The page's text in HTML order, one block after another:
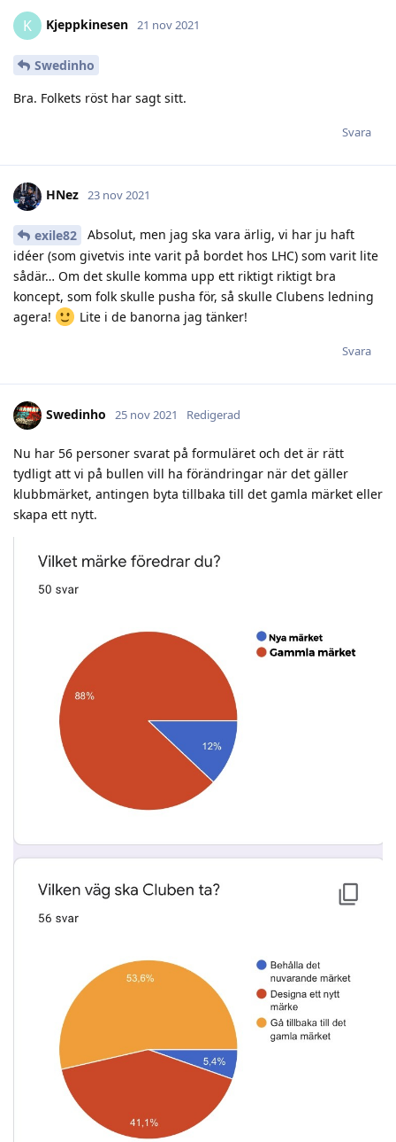
K Kjeppkinesen 21 nov 2021
Swedinho
Bra. Folkets röst har sagt sitt.
Svara
HNez 23 nov 2021
exile82
Absolut, men jag ska vara ärlig, vi har ju haft
idéer (som givetvis inte varit på bordet hos LHC) som varit lite
sådär… Om det skulle komma upp ett riktigt riktigt bra
koncept, som folk skulle pusha för, så skulle Clubens ledning
agera!
Lite i de banorna jag tänker!
Svara
Swedinho 25 nov 2021 Redigerad
Nu har 56 personer svarat på formuläret och det är rätt
tydligt att vi på bullen vill ha förändringar när det gäller
klubbmärket, antingen byta tillbaka till det gamla märket eller
skapa ett nytt.